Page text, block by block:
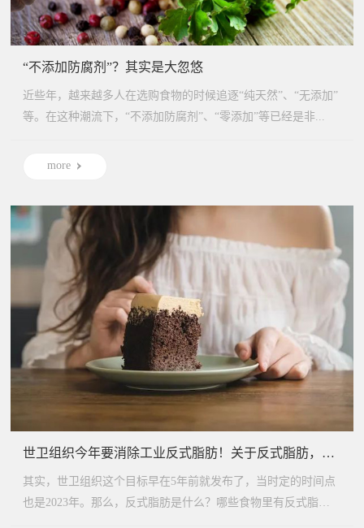
“不添加防腐剂”？其实是大忽悠
近些年，越来越多人在选购食物的时候追逐“纯天然”、“无添加”
等。在这种潮流下，“不添加防腐剂”、“零添加”等已经是非...
more
世卫组织今年要消除工业反式脂肪！关于反式脂肪，这11个问题一次说清楚
其实，世卫组织这个目标早在5年前就发布了，当时定的时间点
也是2023年。那么，反式脂肪是什么？哪些食物里有反式脂